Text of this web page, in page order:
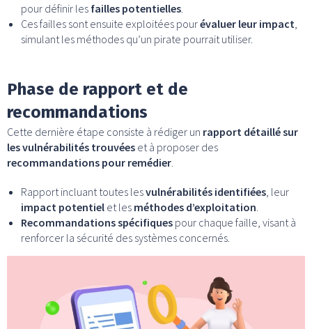
pour définir les failles potentielles.
Ces failles sont ensuite exploitées pourévaluer leur impact,
simulant les méthodes qu’un pirate pourrait utiliser.
Phase de rapport et de
recommandations
Cette dernière étape consiste à rédiger un rapport détaillé sur
les vulnérabilités trouvées et à proposer des
recommandations pour remédier.
Rapport incluant toutes lesvulnérabilités identifiées, leur
impact potentiel et les méthodes d’exploitation.
Recommandations spécifiques pour chaque faille, visant à
renforcer la sécurité des systèmes concernés.